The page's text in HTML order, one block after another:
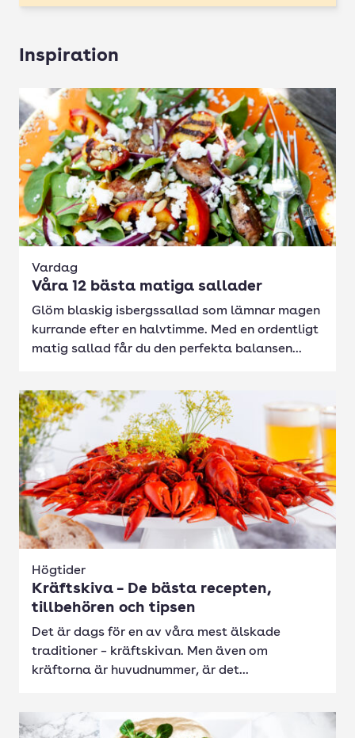
Inspiration
Vardag
Våra 12 bästa matiga sallader
Glöm blaskig isbergssallad som lämnar magen
kurrande efter en halvtimme. Med en ordentligt
matig sallad får du den perfekta balansen...
Högtider
Kräftskiva – De bästa recepten,
tillbehören och tipsen
Det är dags för en av våra mest älskade
traditioner – kräftskivan. Men även om
kräftorna är huvudnummer, är det...